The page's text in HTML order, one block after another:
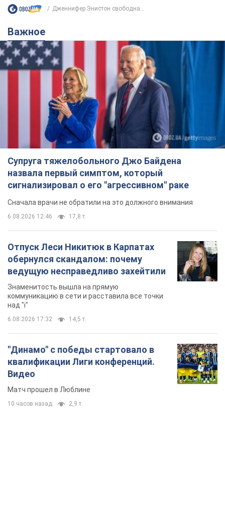
Дженнифер Энистон свободна...
Важное
Супруга тяжелобольного Джо Байдена
назвала первый симптом, который
сигнализировал о его "агрессивном" раке
Сначала врачи не обратили на это должного внимания
6.08.2026 12:46 17,8 т.
Отпуск Леси Никитюк в Карпатах
обернулся скандалом: почему
ведущую несправедливо захейтили
Знаменитость вышла на прямую
коммуникацию в сети и расставила все точки
над "i"
6.08.2026 17:32 14,5 т.
"Динамо" с победы стартовало в
квалификации Лиги конференций.
Видео
Матч прошел в Люблине
10 часов назад 2,9 т.